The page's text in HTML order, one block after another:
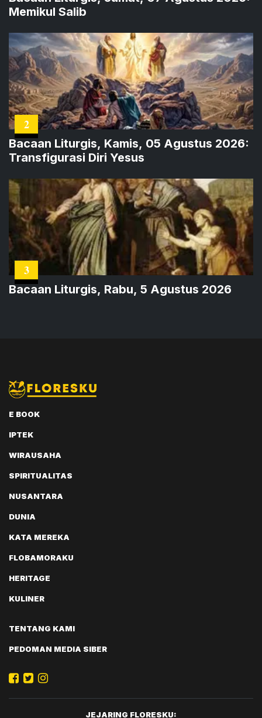
Memikul Salib
2
Bacaan Liturgis, Kamis, 05 Agustus 2026:
Transfigurasi Diri Yesus
3
Bacaan Liturgis, Rabu, 5 Agustus 2026
E BOOK
IPTEK
WIRAUSAHA
SPIRITUALITAS
NUSANTARA
DUNIA
KATA MEREKA
FLOBAMORAKU
HERITAGE
KULINER
TENTANG KAMI
PEDOMAN MEDIA SIBER
JEJARING FLORESKU: